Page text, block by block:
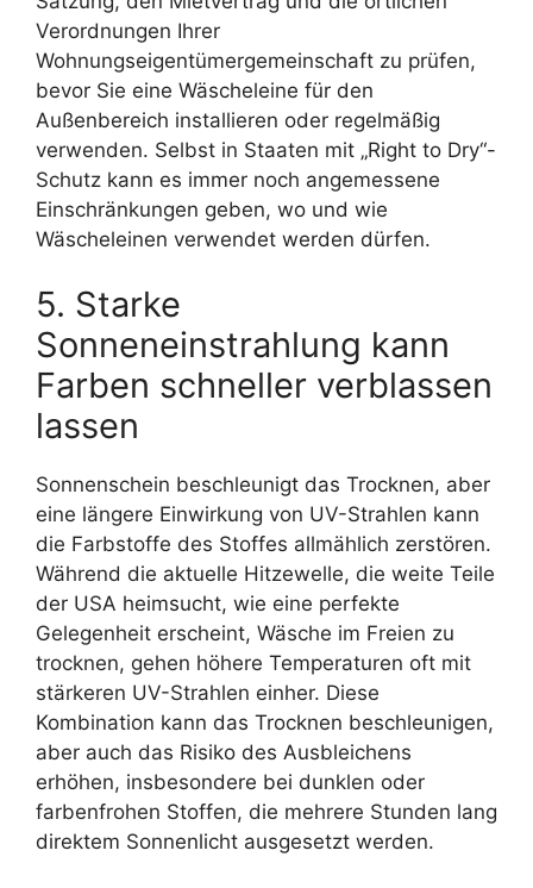
Verordnungen Ihrer
Wohnungseigentümergemeinschaft zu prüfen,
bevor Sie eine Wäscheleine für den
Außenbereich installieren oder regelmäßig
verwenden. Selbst in Staaten mit „Right to Dry“-
Schutz kann es immer noch angemessene
Einschränkungen geben, wo und wie
Wäscheleinen verwendet werden dürfen.
5. Starke
Sonneneinstrahlung kann
Farben schneller verblassen
lassen
Sonnenschein beschleunigt das Trocknen, aber
eine längere Einwirkung von UV-Strahlen kann
die Farbstoffe des Stoffes allmählich zerstören.
Während die aktuelle Hitzewelle, die weite Teile
der USA heimsucht, wie eine perfekte
Gelegenheit erscheint, Wäsche im Freien zu
trocknen, gehen höhere Temperaturen oft mit
stärkeren UV-Strahlen einher. Diese
Kombination kann das Trocknen beschleunigen,
aber auch das Risiko des Ausbleichens
erhöhen, insbesondere bei dunklen oder
farbenfrohen Stoffen, die mehrere Stunden lang
direktem Sonnenlicht ausgesetzt werden.